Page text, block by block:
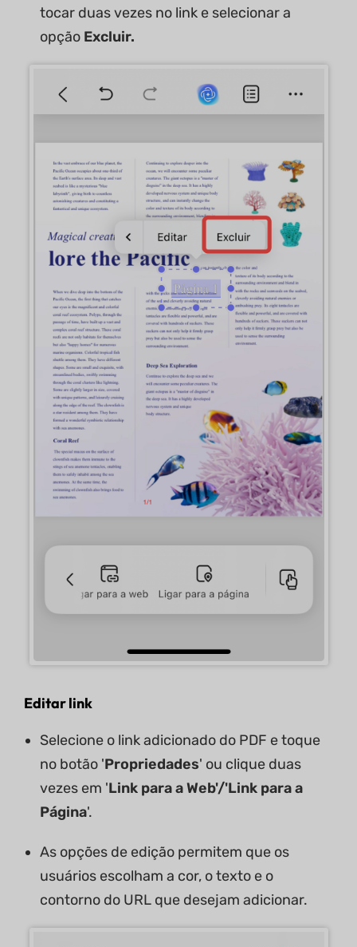
tocar duas vezes no link e selecionar a
opção Excluir.
Editar link
Selecione o link adicionado do PDF e toque
no botão 'Propriedades' ou clique duas
vezes em 'Link para a Web'/'Link para a
Página'.
As opções de edição permitem que os
usuários escolham a cor, o texto e o
contorno do URL que desejam adicionar.